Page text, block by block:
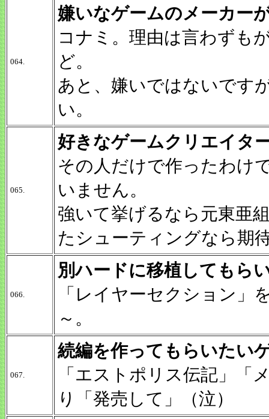
064.
嫌いなゲームのメーカー
コナミ。理由は言わずも
ど。
あと、嫌いではないです
い。
065.
好きなゲームクリエイタ
その人だけで作ったわけ
いません。
強いて挙げるなら元東亜
たシューティングなら期
066.
別ハードに移植してもら
「レイヤーセクション」
～。
067.
続編を作ってもらいたい
「エストポリス伝記」「
り「発売して」（泣）